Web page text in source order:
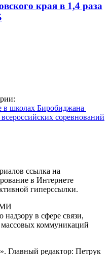
края в 1,4 раза
в школах Биробиджана
соревнований
ссылка на
в Интернете
гиперссылки.
в сфере связи,
коммуникаций
редактор: Петрук